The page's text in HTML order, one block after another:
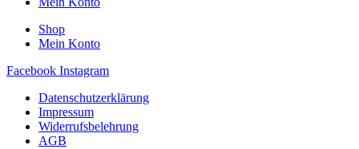
Shop
Mein Konto
Facebook Instagram
Datenschutzerklärung
Impressum
Widerrufsbelehrung
AGB